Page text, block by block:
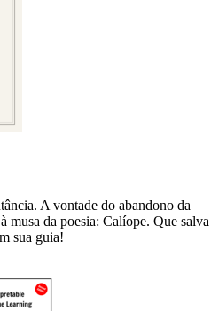
A vontade do abandono da
musa da poesia: Calíope. Que salva
sua guia!